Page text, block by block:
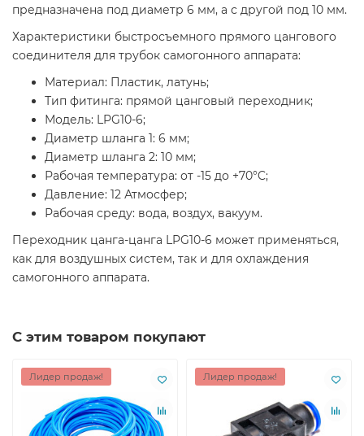
предназначена под диаметр 6 мм, а с другой под 10 мм.
Характеристики быстросъемного прямого цангового
соединителя для трубок самогонного аппарата:
Материал: Пластик, латунь;
Тип фитинга: прямой цанговый переходник;
Модель: LPG10-6;
Диаметр шланга 1: 6 мм;
Диаметр шланга 2: 10 мм;
Рабочая температура: от -15 до +70°C;
Давление: 12 Атмосфер;
Рабочая среду: вода, воздух, вакуум.
Переходник цанга-цанга LPG10-6 может применяться,
как для воздушных систем, так и для охлаждения
самогонного аппарата.
С этим товаром покупают
Лидер продаж! Лидер продаж!